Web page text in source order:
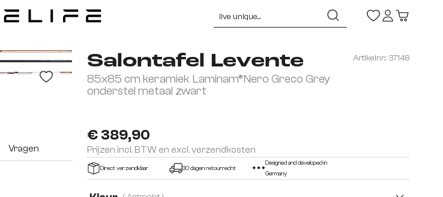
Salontafel Levente
85x85 cm keramiek Laminam®Nero Greco Grey
onderstel metaal zwart
Artikelnr.: 37148
€ 389,90
Prijzen incl. BTW en excl. verzendkosten
Direct verzendklaar 30 dagen retourrecht
Designed and developed in
Germany
Vragen